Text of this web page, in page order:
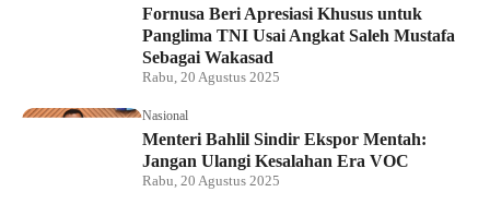
Fornusa Beri Apresiasi Khusus untuk
Panglima TNI Usai Angkat Saleh Mustafa
Sebagai Wakasad
Rabu, 20 Agustus 2025
Nasional
Menteri Bahlil Sindir Ekspor Mentah:
Jangan Ulangi Kesalahan Era VOC
Rabu, 20 Agustus 2025